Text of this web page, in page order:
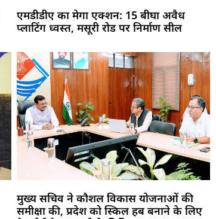
एमडीडीए का मेगा एक्शन: 15 बीघा अवैध
प्लाटिंग ध्वस्त, मसूरी रोड पर निर्माण सील
मुख्य सचिव ने कौशल विकास योजनाओं की
समीक्षा की, प्रदेश को स्किल हब बनाने के लिए